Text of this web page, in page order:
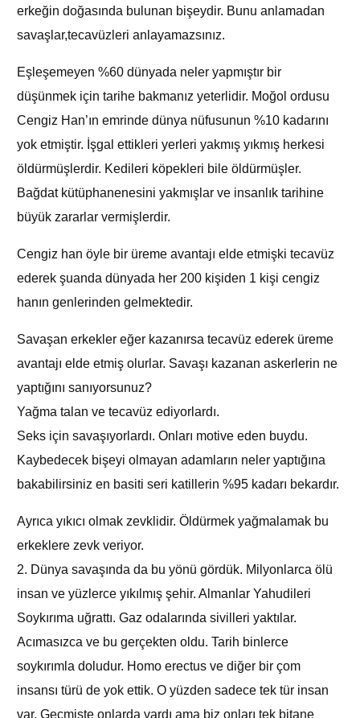
erkeğin doğasında bulunan bişeydir. Bunu anlamadan
savaşlar,tecavüzleri anlayamazsınız.
Eşleşemeyen %60 dünyada neler yapmıştır bir
düşünmek için tarihe bakmanız yeterlidir. Moğol ordusu
Cengiz Han’ın emrinde dünya nüfusunun %10 kadarını
yok etmiştir. İşgal ettikleri yerleri yakmış yıkmış herkesi
öldürmüşlerdir. Kedileri köpekleri bile öldürmüşler.
Bağdat kütüphanenesini yakmışlar ve insanlık tarihine
büyük zararlar vermişlerdir.
Cengiz han öyle bir üreme avantajı elde etmişki tecavüz
ederek şuanda dünyada her 200 kişiden 1 kişi cengiz
hanın genlerinden gelmektedir.
Savaşan erkekler eğer kazanırsa tecavüz ederek üreme
avantajı elde etmiş olurlar. Savaşı kazanan askerlerin ne
yaptığını sanıyorsunuz?
Yağma talan ve tecavüz ediyorlardı.
Seks için savaşıyorlardı. Onları motive eden buydu.
Kaybedecek bişeyi olmayan adamların neler yaptığına
bakabilirsiniz en basiti seri katillerin %95 kadarı bekardır.
Ayrıca yıkıcı olmak zevklidir. Öldürmek yağmalamak bu
erkeklere zevk veriyor.
2. Dünya savaşında da bu yönü gördük. Milyonlarca ölü
insan ve yüzlerce yıkılmış şehir. Almanlar Yahudileri
Soykırıma uğrattı. Gaz odalarında sivilleri yaktılar.
Acımasızca ve bu gerçekten oldu. Tarih binlerce
soykırımla doludur. Homo erectus ve diğer bir çom
insansı türü de yok ettik. O yüzden sadece tek tür insan
var. Geçmişte onlarda vardı ama biz onları tek bitane